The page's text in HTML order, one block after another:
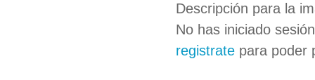
Descripción para la
No has iniciado
registrate para poder